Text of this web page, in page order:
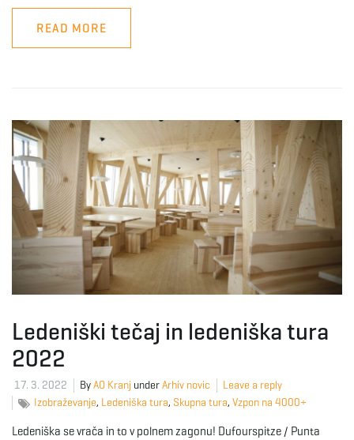
READ MORE
Ledeniški tečaj in ledeniška tura
2022
17. 3. 2022 ByAO Kranj underArhiv novic
Leave a reply
Izobraževanje, Ledeniška tura, Skupna tura, Vzpon na 4000+
Ledeniška se vrača in to v polnem zagonu! Dufourspitze / Punta